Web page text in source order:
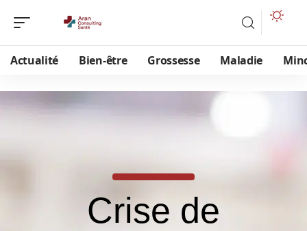
Actualité Bien-être Grossesse Maladie
Crise de